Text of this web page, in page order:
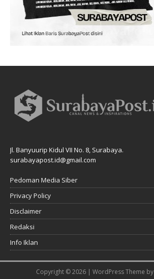
Jl. Banyuurip Kidul VII No. 8, Surabaya.
surabayapost.id@gmail.com
Pedoman Media Siber
Privacy Policy
Disclaimer
Redaksi
Info Iklan
Copyright © 2026 | WordPress Theme by